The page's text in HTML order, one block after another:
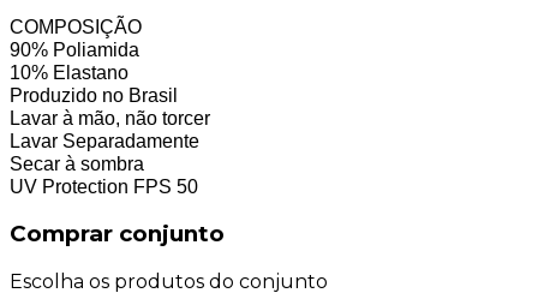
COMPOSIÇÃO
90% Poliamida
10% Elastano
Produzido no Brasil
Lavar à mão, não torcer
Lavar Separadamente
Secar à sombra
UV Protection FPS 50
Comprar conjunto
Escolha os produtos do conjunto